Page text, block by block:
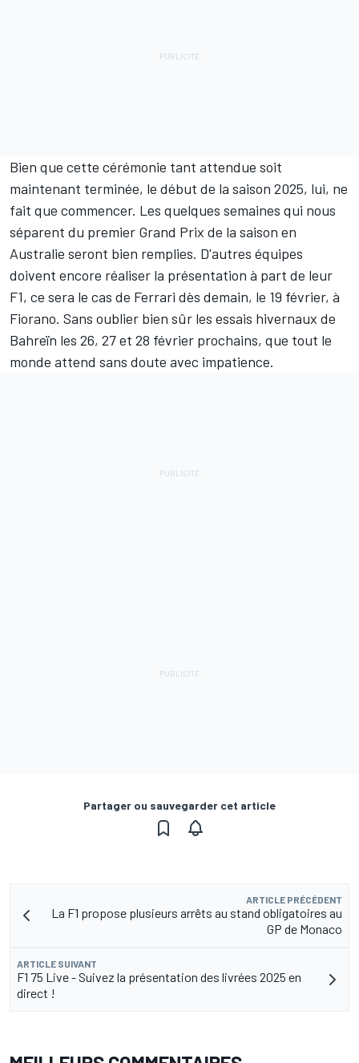
Bien que cette cérémonie tant attendue soit
maintenant terminée, le début de la saison 2025, lui, ne
fait que commencer. Les quelques semaines qui nous
séparent du premier Grand Prix de la saison en
Australie seront bien remplies. D'autres équipes
doivent encore réaliser la présentation à part de leur
F1, ce sera le cas de Ferrari dès demain, le 19 février, à
Fiorano. Sans oublier bien sûr les essais hivernaux de
Bahreïn les 26, 27 et 28 février prochains, que tout le
monde attend sans doute avec impatience.
Partager ou sauvegarder cet article
ARTICLE PRÉCÉDENT
La F1 propose plusieurs arrêts au stand obligatoires au
GP de Monaco
ARTICLE SUIVANT
F1 75 Live - Suivez la présentation des livrées 2025 en
direct !